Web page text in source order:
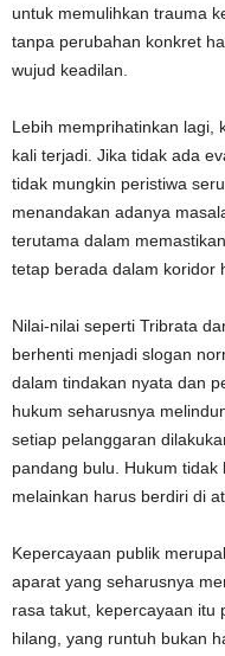
untuk memulihkan trauma
tanpa perubahan konkret
wujud keadilan.
Lebih memprihatinkan lagi,
kali terjadi. Jika tidak ada
tidak mungkin peristiwa
menandakan adanya
terutama dalam
tetap berada dalam koridor
Nilai-nilai seperti Tribrata
berhenti menjadi slogan
dalam tindakan nyata dan
hukum seharusnya
setiap pelanggaran
pandang bulu. Hukum
melainkan harus berdiri di
Kepercayaan publik
aparat yang seharusnya
rasa takut, kepercayaan itu
hilang, yang runtuh bukan